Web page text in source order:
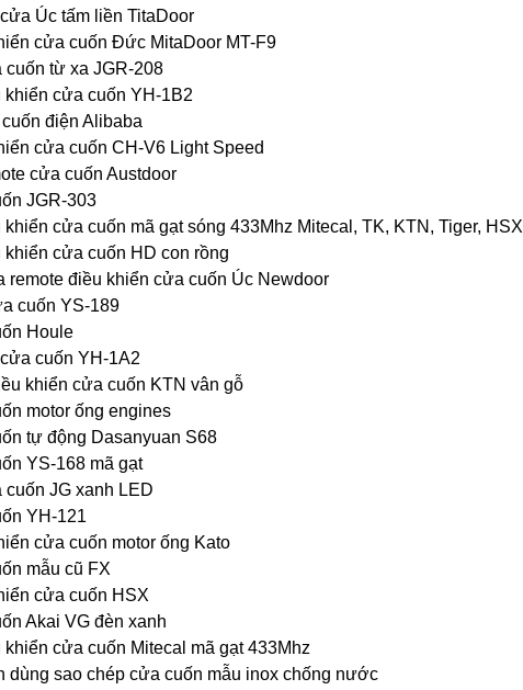
Úc tấm liền TitaDoor
cửa cuốn Đức MitaDoor MT-F9
từ xa JGR-208
khiển cửa cuốn YH-1B2
điện Alibaba
cửa cuốn CH-V6 Light Speed
cửa cuốn Austdoor
JGR-303
cửa cuốn mã gạt sóng 433Mhz Mitecal, TK, KTN, Tiger, HSX
khiển cửa cuốn HD con rồng
remote điều khiển cửa cuốn Úc Newdoor
cuốn YS-189
Houle
cuốn YH-1A2
khiển cửa cuốn KTN vân gỗ
motor ống engines
tự động Dasanyuan S68
YS-168 mã gạt
JG xanh LED
YH-121
cửa cuốn motor ống Kato
mẫu cũ FX
cửa cuốn HSX
Akai VG đèn xanh
cửa cuốn Mitecal mã gạt 433Mhz
dùng sao chép cửa cuốn mẫu inox chống nước